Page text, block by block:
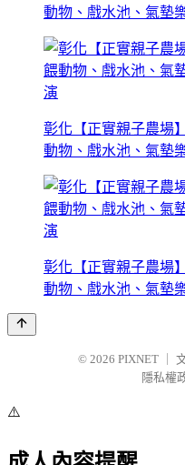
動物、戲水池、氣墊
彰化【正實親子農場
動物、戲水池、氣墊
彰化【正實親子農場
動物、戲水池、氣墊
© 2026 PIXNET
隱私權
⚠️